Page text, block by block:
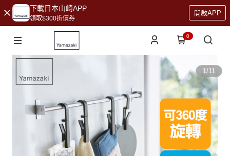
下載日本山崎APP
領取$300折價券
開啟APP
0
1/11